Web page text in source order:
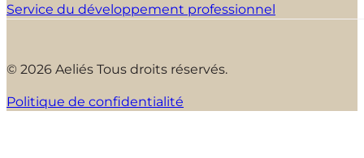
Service du développement professionnel
© 2026 Aeliés Tous droits réservés.
Politique de confidentialité